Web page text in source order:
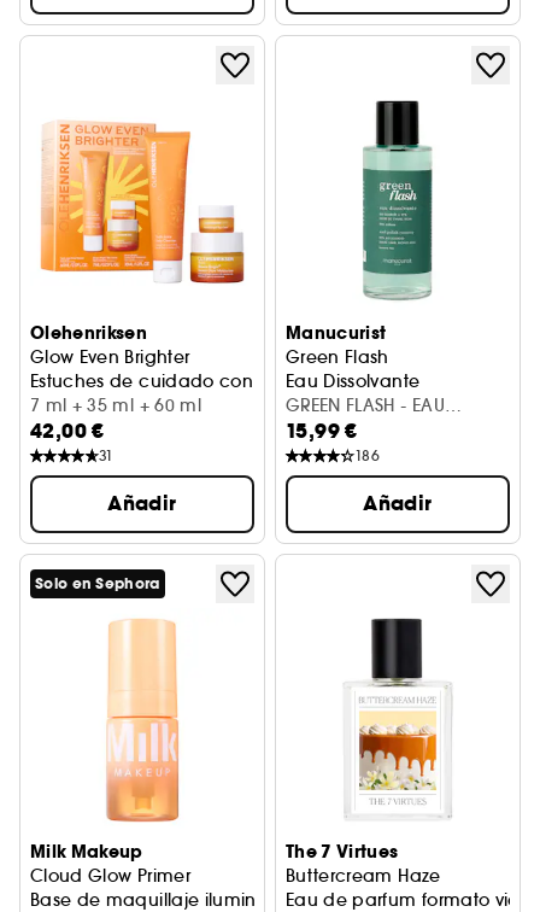
Olehenriksen
Glow Even Brighter
Estuches de cuidado con ácido hialurónico y vitamina C
7 ml + 35 ml + 60 ml
42,00 €
31
Añadir
Manucurist
Green Flash
Eau Dissolvante
GREEN FLASH - EAU
DISSOLVANTE 100ML
15,99 €
186
Añadir
Solo en Sephora
Milk Makeup
Cloud Glow Primer
Base de maquillaje iluminadora en espuma
The 7 Virtues
Buttercream Haze
Eau de parfum formato viaje